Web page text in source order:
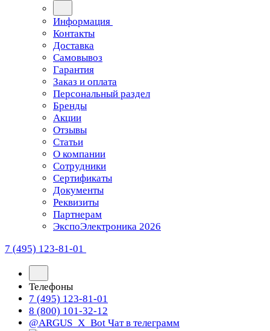
Информация
Контакты
Доставка
Самовывоз
Гарантия
Заказ и оплата
Персональный раздел
Бренды
Акции
Отзывы
Статьи
О компании
Сотрудники
Сертификаты
Документы
Реквизиты
Партнерам
ЭкспоЭлектроника 2026
7 (495) 123-81-01
Телефоны
7 (495) 123-81-01
8 (800) 101-32-12
@ARGUS_X_Bot Чат в телеграмм